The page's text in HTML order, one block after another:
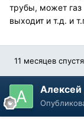
трубы, может газ
выходит и т.д. и
11 месяцев